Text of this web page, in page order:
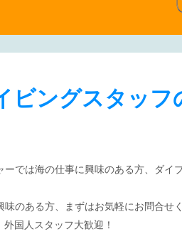
ビングスタッフ
では海の仕事に興味のある方、ダイ
のある方、まずはお気軽にお問合せく
外国人スタッフ大歓迎！